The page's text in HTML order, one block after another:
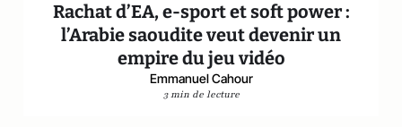
Rachat d’EA, e-sport et soft power :
l’Arabie saoudite veut devenir un
empire du jeu vidéo
Emmanuel Cahour
3 min de lecture